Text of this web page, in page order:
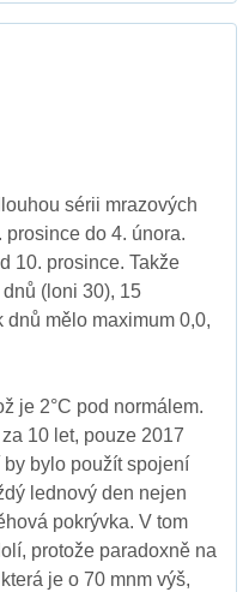
sérii mrazových
do 4. února.
10. prosince. Takže
(loni 30), 15
dnů mělo maximum 0,0,
je 2°C pod normálem.
10 let, pouze 2017
bylo použít spojení
lednový den nejen
pokrývka. V tom
protože paradoxně na
je o 70 mnm výš,